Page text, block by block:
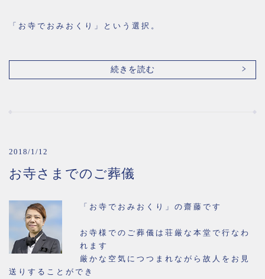
「お寺でおみおくり」という選択。
続きを読む
2018/1/12
お寺さまでのご葬儀
「お寺でおみおくり」の齋藤です
お寺様でのご葬儀は荘厳な本堂で行なわ
れます
厳かな空気につつまれながら故人をお見
送りすることができ